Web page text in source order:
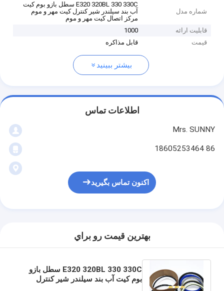
شماره مدل
E320 320BL 330 330C سطل بازو بوم کیت
آب بند سیلندر شیر کنترل کیت مهر و موم
مرکز اتصال کیت مهر و موم
قابلیت ارائه
1000
قیمت
قابل مذاکره
بیشتر ببینید
اطلاعات تماس
Mrs. SUNNY
86 18605253464
اکنون تماس بگیرید
بهترين قيمت رو براي
E320 320BL 330 330C سطل بازو
بوم کیت آب بند سیلندر شیر کنترل